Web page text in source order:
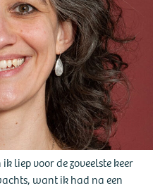
liep voor de zoveelste keer
want ik had na een